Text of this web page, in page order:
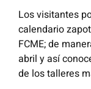
Los visitantes
calendario
FCME; de
abril y así
de los talleres